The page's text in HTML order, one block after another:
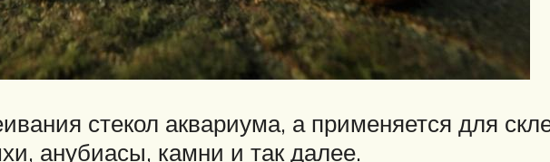
стекол аквариума, а применяется для
анубиасы, камни и так далее.